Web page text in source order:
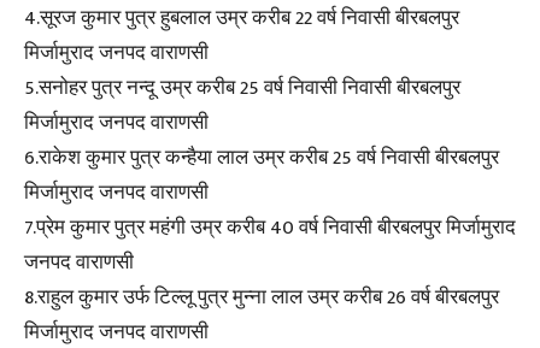
4.सूरज कुमार पुत्र हुबलाल उम्र करीब 22 वर्ष निवासी बीरबलपुर
मिर्जामुराद जनपद वाराणसी
5.सनोहर पुत्र नन्दू उम्र करीब 25 वर्ष निवासी निवासी बीरबलपुर
मिर्जामुराद जनपद वाराणसी
6.राकेश कुमार पुत्र कन्हैया लाल उम्र करीब 25 वर्ष निवासी बीरबलपुर
मिर्जामुराद जनपद वाराणसी
7.प्रेम कुमार पुत्र महंगी उम्र करीब 40 वर्ष निवासी बीरबलपुर मिर्जामुराद
जनपद वाराणसी
8.राहुल कुमार उर्फ टिल्लू पुत्र मुन्ना लाल उम्र करीब 26 वर्ष बीरबलपुर
मिर्जामुराद जनपद वाराणसी